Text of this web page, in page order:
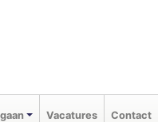
Vacatures Contact